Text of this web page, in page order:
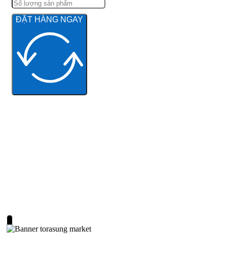
ĐẶT HÀNG NGAY